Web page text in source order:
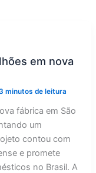
em nova
minutos de leitura
fábrica em São
um
contou com
e promete
no Brasil. A